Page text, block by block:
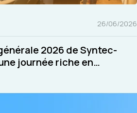
26/06/2026
2026 de Syntec-
journée riche en